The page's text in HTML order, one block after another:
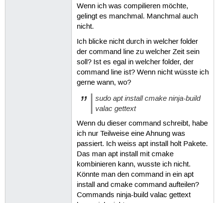
Wenn ich was compilieren möchte,
gelingt es manchmal. Manchmal auch
nicht.
Ich blicke nicht durch in welcher folder
der command line zu welcher Zeit sein
soll? Ist es egal in welcher folder, der
command line ist? Wenn nicht wüsste ich
gerne wann, wo?
sudo apt install cmake ninja-build
valac gettext
Wenn du dieser command schreibt, habe
ich nur Teilweise eine Ahnung was
passiert. Ich weiss apt install holt Pakete.
Das man apt install mit cmake
kombinieren kann, wusste ich nicht.
Könnte man den command in ein apt
install and cmake command aufteilen?
Commands ninja-build valac gettext